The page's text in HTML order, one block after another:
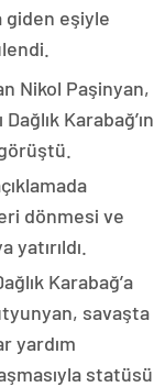
giden eşiyle
Nikol Paşinyan,
Karabağ’ın
dönmesi ve
Karabağ’a
savaşta
yardım
statüsü